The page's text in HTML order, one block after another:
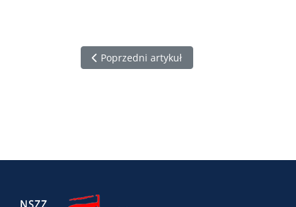
Poprzedni artykuł: Wyprawa na Wschód
Poprzedni artykuł